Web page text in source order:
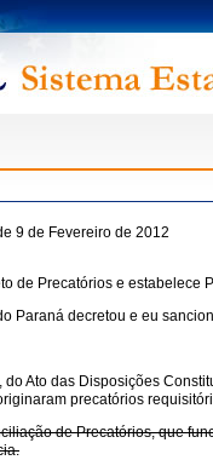
9 de Fevereiro de 2012
de Precatórios e estabelece
Paraná decretou e eu
do Ato das Disposições
precatórios
de Precatórios, que